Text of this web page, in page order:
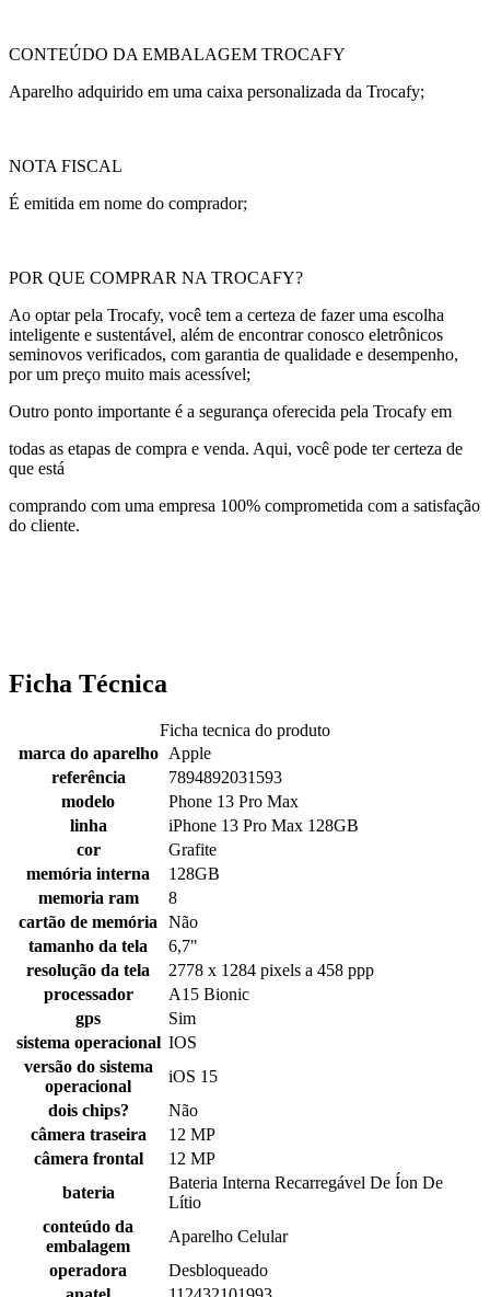
CONTEÚDO DA EMBALAGEM TROCAFY
Aparelho adquirido em uma caixa personalizada da Trocafy;
NOTA FISCAL
É emitida em nome do comprador;
POR QUE COMPRAR NA TROCAFY?
Ao optar pela Trocafy, você tem a certeza de fazer uma escolha
inteligente e sustentável, além de encontrar conosco eletrônicos
seminovos verificados, com garantia de qualidade e desempenho,
por um preço muito mais acessível;
Outro ponto importante é a segurança oferecida pela Trocafy em
todas as etapas de compra e venda. Aqui, você pode ter certeza de
que está
comprando com uma empresa 100% comprometida com a satisfação
do cliente.
Ficha Técnica
Ficha tecnica do produto
marca do aparelho
Apple
referência
7894892031593
modelo
Phone 13 Pro Max
linha
iPhone 13 Pro Max 128GB
cor
Grafite
memória interna
128GB
memoria ram
8
cartão de memória
Não
tamanho da tela
6,7"
resolução da tela
2778 x 1284 pixels a 458 ppp
processador
A15 Bionic
gps
Sim
sistema operacional IOS
versão do sistema
operacional
iOS 15
dois chips?
Não
câmera traseira
12 MP
câmera frontal
12 MP
bateria
Bateria Interna Recarregável De Íon De
Lítio
conteúdo da
embalagem
Aparelho Celular
operadora
Desbloqueado